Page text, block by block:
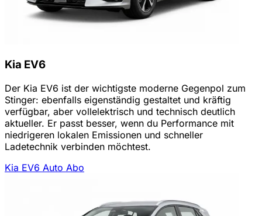
Kia EV6
Der Kia EV6 ist der wichtigste moderne Gegenpol zum
Stinger: ebenfalls eigenständig gestaltet und kräftig
verfügbar, aber vollelektrisch und technisch deutlich
aktueller. Er passt besser, wenn du Performance mit
niedrigeren lokalen Emissionen und schneller
Ladetechnik verbinden möchtest.
Kia EV6 Auto Abo